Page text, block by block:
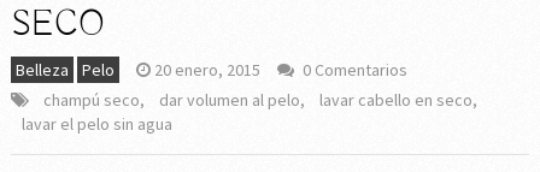
SECO
Belleza Pelo 20 enero, 2015
0 Comentarios
champú seco, dar volumen al pelo, lavar cabello en seco,
lavar el pelo sin agua